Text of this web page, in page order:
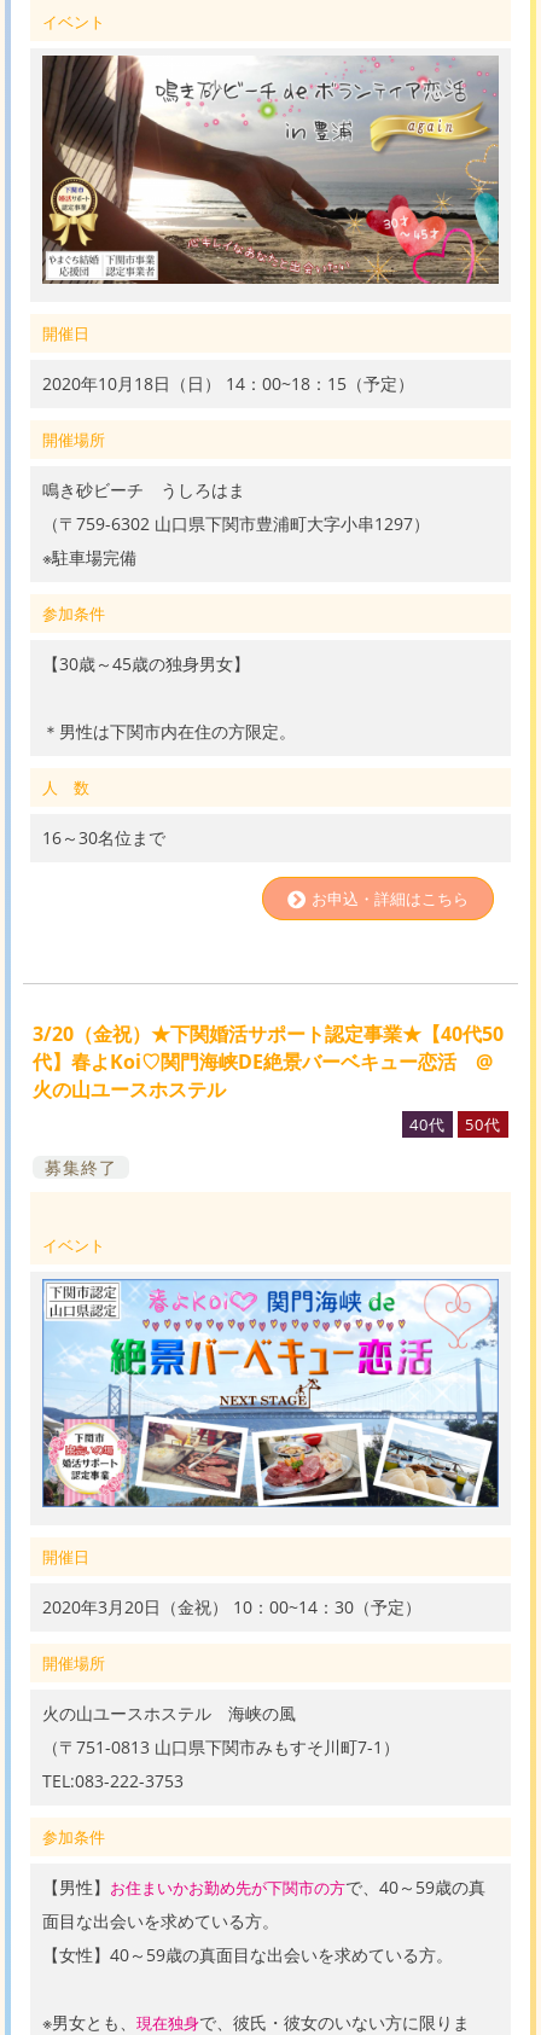
イベント
開催日
2020年10月18日（日） 14：00~18：15（予定）
開催場所
鳴き砂ビーチ うしろはま
（〒759-6302 山口県下関市豊浦町大字小串1297）
※駐車場完備
参加条件
【30歳～45歳の独身男女】
＊男性は下関市内在住の方限定。
人 数
16～30名位まで
お申込・詳細はこちら
3/20（金祝）★下関婚活サポート認定事業★【40代50
代】春よKoi♡関門海峡DE絶景バーベキュー恋活 @
火の山ユースホステル
40代 50代
募集終了
イベント
開催日
2020年3月20日（金祝） 10：00~14：30（予定）
開催場所
火の山ユースホステル 海峡の風
（〒751-0813 山口県下関市みもすそ川町7-1）
TEL:083-222-3753
参加条件
【男性】 お住まいかお勤め先が下関市の方で、40～59歳の真
面目な出会いを求めている方。
【女性】40～59歳の真面目な出会いを求めている方。
※男女とも、 現在独身で、彼氏・彼女のいない方に限りま